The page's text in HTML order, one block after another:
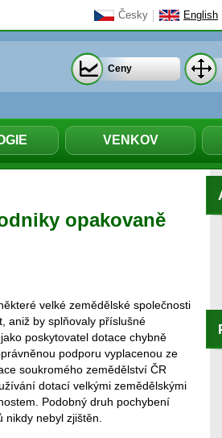
Česky English
VENKOV
Ceny
opakovaně
velké zemědělské společnosti
aniž by splňovaly příslušné
poskytovatel dotace chybně
podporu vyplacenou ze
soukromého zemědělství ČR
dotací velkými zemědělskými
Podobný druh pochybení
nebyl zjištěn.